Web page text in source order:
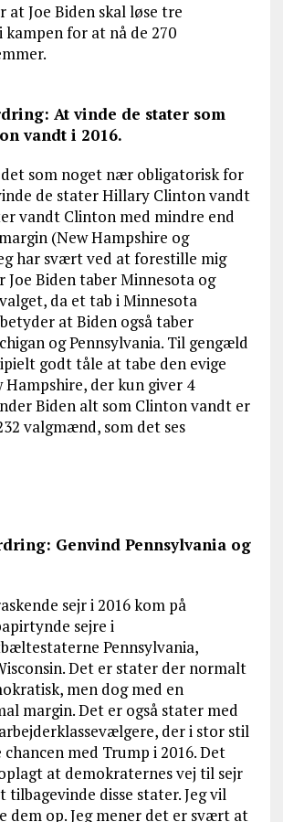
at Joe Biden skal løse tre
for at nå de 270
At vinde de stater som
vandt i 2016.
som noget nær obligatorisk for
de stater Hillary Clinton vandt
vandt Clinton med mindre end
(New Hampshire og
har svært ved at forestille mig
Joe Biden taber Minnesota og
da et tab i Minnesota
at Biden også taber
og Pennsylvania. Til gengæld
godt tåle at tabe den evige
Hampshire, der kun giver 4
Biden alt som Clinton vandt er
valgmænd, som det ses
Genvind Pennsylvania og
sejr i 2016 kom på
sejre i
Pennsylvania,
Det er stater der normalt
men dog med en
margin. Det er også stater med
der i stor stil
med Trump i 2016. Det
at demokraternes vej til sejr
tilbagevinde disse stater. Jeg vil
dem op. Jeg mener det er svært at